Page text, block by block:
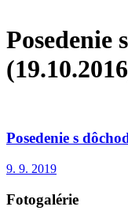
Posedenie
Posedenie s
9. 9. 2019
Fotogalérie